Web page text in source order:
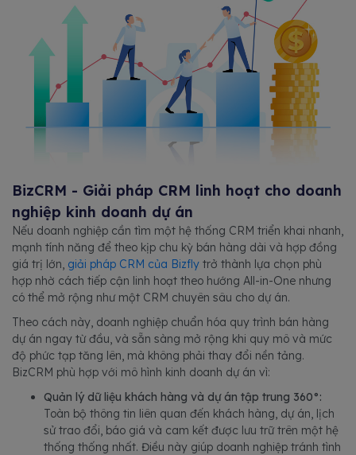
BizCRM - Giải pháp CRM linh hoạt cho doanh
nghiệp kinh doanh dự án
Nếu doanh nghiệp cần tìm một hệ thống CRM triển khai nhanh,
mạnh tính năng để theo kịp chu kỳ bán hàng dài và hợp đồng
giá trị lớn, giải pháp CRM của Bizfly trở thành lựa chọn phù
hợp nhờ cách tiếp cận linh hoạt theo hướng All-in-One nhưng
có thể mở rộng như một CRM chuyên sâu cho dự án.
Theo cách này, doanh nghiệp chuẩn hóa quy trình bán hàng
dự án ngay từ đầu, và sẵn sàng mở rộng khi quy mô và mức
độ phức tạp tăng lên, mà không phải thay đổi nền tảng.
BizCRM phù hợp với mô hình kinh doanh dự án vì:
Quản lý dữ liệu khách hàng và dự án tập trung 360°:
Toàn bộ thông tin liên quan đến khách hàng, dự án, lịch
sử trao đổi, báo giá và cam kết được lưu trữ trên một hệ
thống thống nhất. Điều này giúp doanh nghiệp tránh tình